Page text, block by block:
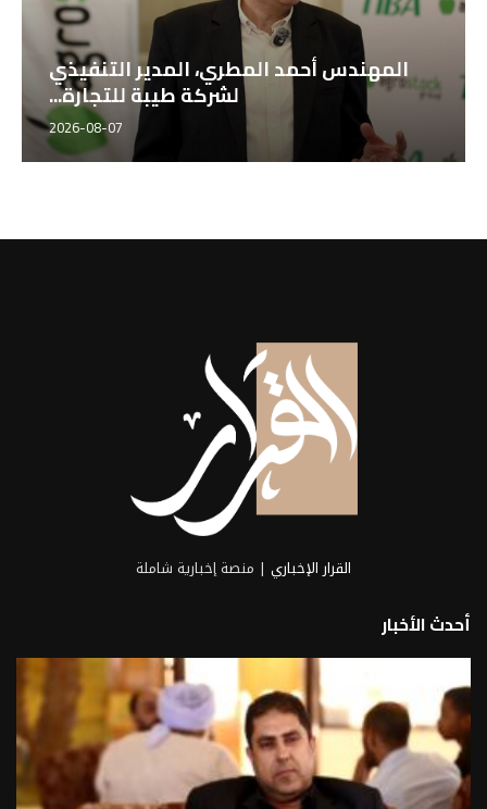
المهندس أحمد المطري، المدير التنفيذي
لشركة طيبة للتجارة...
2026-08-07
القرار الإخباري | منصة إخبارية شاملة
أحدث الأخبار